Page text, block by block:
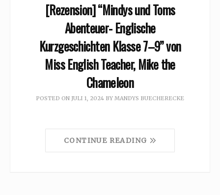
[Rezension] “Mindys und Toms
Abenteuer- Englische
Kurzgeschichten Klasse 7–9” von
Miss English Teacher, Mike the
Chameleon
POSTED ON JULI 1, 2024 BY MANDYS BUECHERECKE
CONTINUE READING